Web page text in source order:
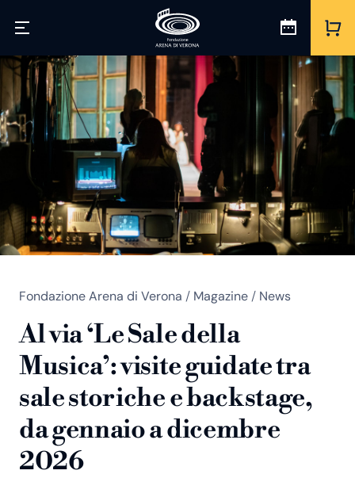
Fondazione Arena di Verona / Magazine / News
Al via ‘Le Sale della
Musica’: visite guidate tra
sale storiche e backstage,
da gennaio a dicembre
2026